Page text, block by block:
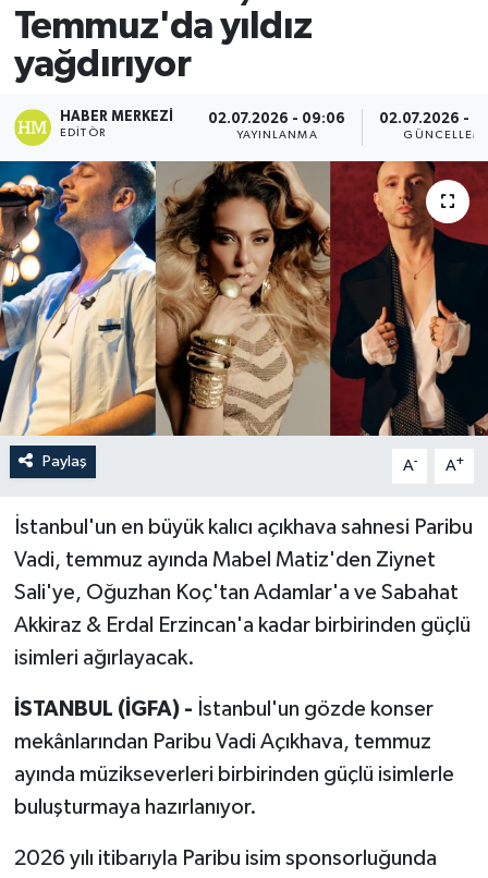
Temmuz'da yıldız
yağdırıyor
HABER MERKEZI
EDITÖR
02.07.2026 - 09:06
YAYINLANMA
02.07.2026 -
Paylaş A- A+
İstanbul'un en büyük kalıcı açıkhava sahnesi Paribu
Vadi, temmuz ayında Mabel Matiz'den Ziynet
Sali'ye, Oğuzhan Koç'tan Adamlar'a ve Sabahat
Akkiraz & Erdal Erzincan'a kadar birbirinden güçlü
isimleri ağırlayacak.
İSTANBUL (İGFA) - İstanbul'un gözde konser
mekânlarından Paribu Vadi Açıkhava, temmuz
ayında müzikseverleri birbirinden güçlü isimlerle
buluşturmaya hazırlanıyor.
2026 yılı itibarıyla Paribu isim sponsorluğunda
Haber Arşivi